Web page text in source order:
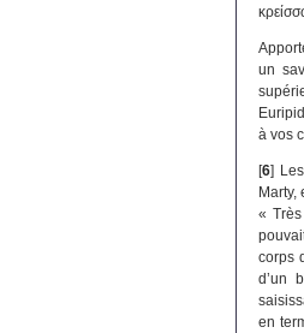
un
à vos
[6]
Marty,
«
corps
d’un
en